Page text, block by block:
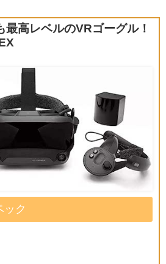
最高レベルのVRゴーグル！
ック